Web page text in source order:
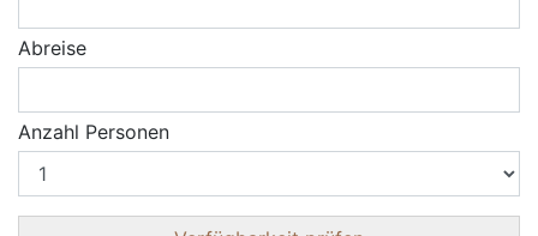
Abreise
Anzahl Personen